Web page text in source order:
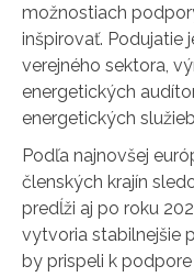
možnostiach
inšpirovať. Podujatie
verejného sektora,
energetických
energetických
Podľa najnovšej
členských krajín
predĺži aj po roku
vytvoria stabilnejšie
by prispeli k